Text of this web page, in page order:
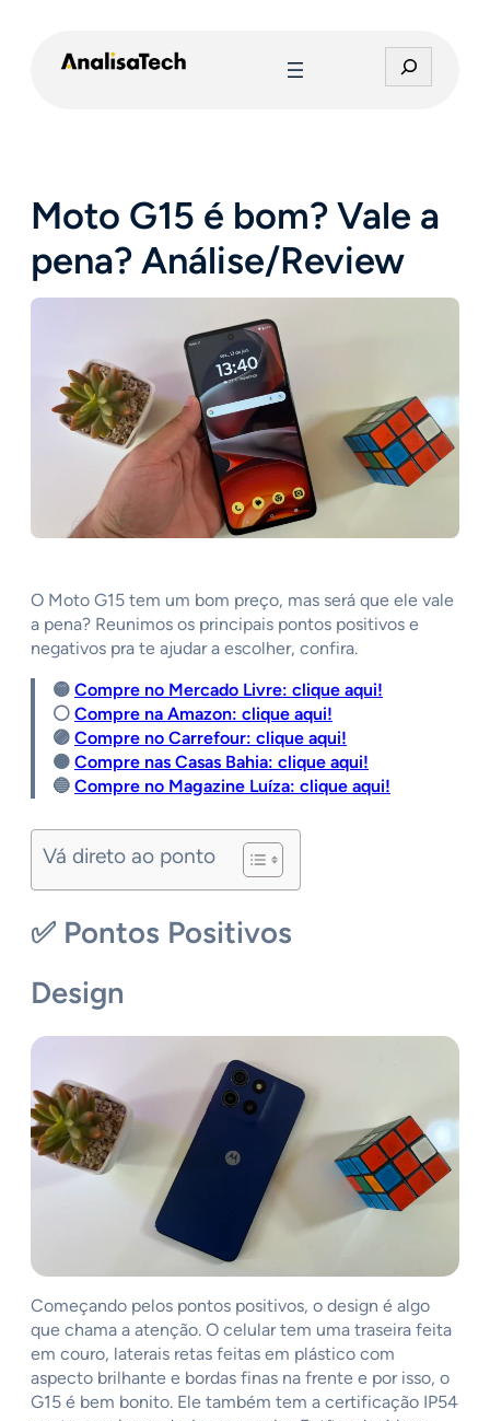
e
s
a
r
Moto G15 é bom? Vale a
pena? Análise/Review
O Moto G15 tem um bom preço, mas será que ele vale
a pena? Reunimos os principais pontos positivos e
negativos pra te ajudar a escolher, confira.
🟡 Compre no Mercado Livre: clique aqui!
⚪️ Compre na Amazon: clique aqui!
🟣 Compre no Carrefour: clique aqui!
🟠 Compre nas Casas Bahia: clique aqui!
🔵 Compre no Magazine Luíza: clique aqui!
Vá direto ao ponto
✅ Pontos Positivos
Design
Começando pelos pontos positivos, o design é algo
que chama a atenção. O celular tem uma traseira feita
em couro, laterais retas feitas em plástico com
aspecto brilhante e bordas finas na frente e por isso, o
G15 é bem bonito. Ele também tem a certificação IP54